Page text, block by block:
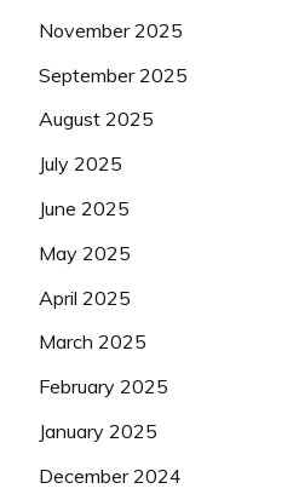
November 2025
September 2025
August 2025
July 2025
June 2025
May 2025
April 2025
March 2025
February 2025
January 2025
December 2024